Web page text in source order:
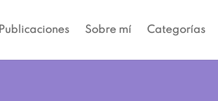
Publicaciones Sobre mí Categorías